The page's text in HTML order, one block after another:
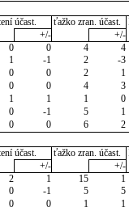
účast. ťažko zran. účast.
+/- +/-
0 0 4 4
1 -1 2 -3
0 0 2 1
0 0 4 3
1 1 1 0
0 -1 5 1
0 0 6 2
účast. ťažko zran. účast.
+/- +/-
2 1 15 1
0 -1 5 5
0 0 1 1